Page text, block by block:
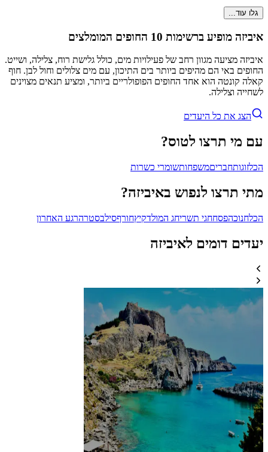
גלו עוד...
איביזה מופיע ברשימות 10 החופים המומלצים
איביזה מציעה מגוון רחב של פעילויות מים, כולל גלישת רוח, צלילה, ושייט.
החופים באי הם מהיפים ביותר בים התיכון, עם מים צלולים וחול לבן. חוף
קאלה קונטה הוא אחד החופים הפופולריים ביותר, ומציע תנאים מצוינים
לשחייה וצלילה.
הצג את כל היעדים
עם מי תרצו לטוס?
הכלזוגותחבריםמשפחותשומרי כשרות
מתי תרצו לנפוש באיביזה?
הכלחנוכהפסחחגי תשריחג המולדקיץחורףסילבסטרהרגע האחרון
יעדים דומים לאיביזה